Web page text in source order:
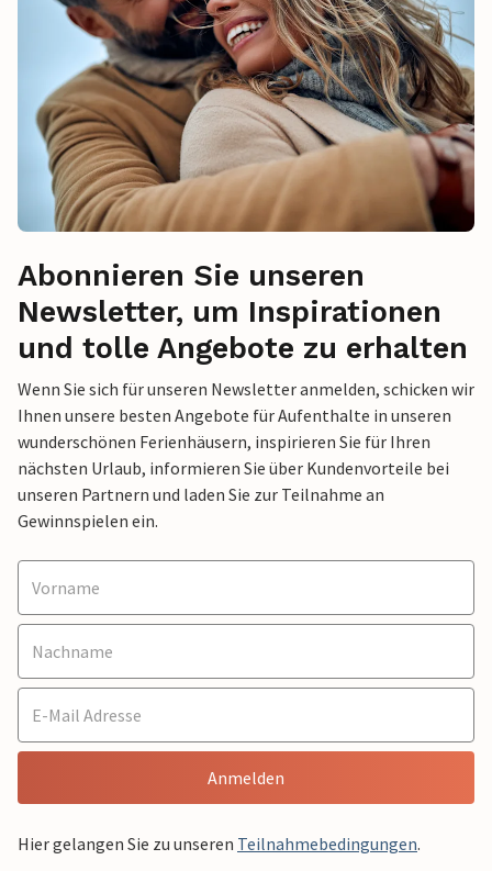
Abonnieren Sie unseren
Newsletter, um Inspirationen
und tolle Angebote zu erhalten
Wenn Sie sich für unseren Newsletter anmelden, schicken wir
Ihnen unsere besten Angebote für Aufenthalte in unseren
wunderschönen Ferienhäusern, inspirieren Sie für Ihren
nächsten Urlaub, informieren Sie über Kundenvorteile bei
unseren Partnern und laden Sie zur Teilnahme an
Gewinnspielen ein.
Anmelden
Hier gelangen Sie zu unseren Teilnahmebedingungen.